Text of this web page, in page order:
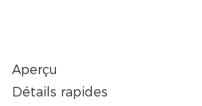
Aperçu
Détails rapides